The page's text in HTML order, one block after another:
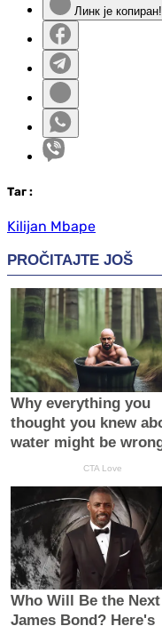
Линк је копиран!
Таг :
Kilijan Mbape